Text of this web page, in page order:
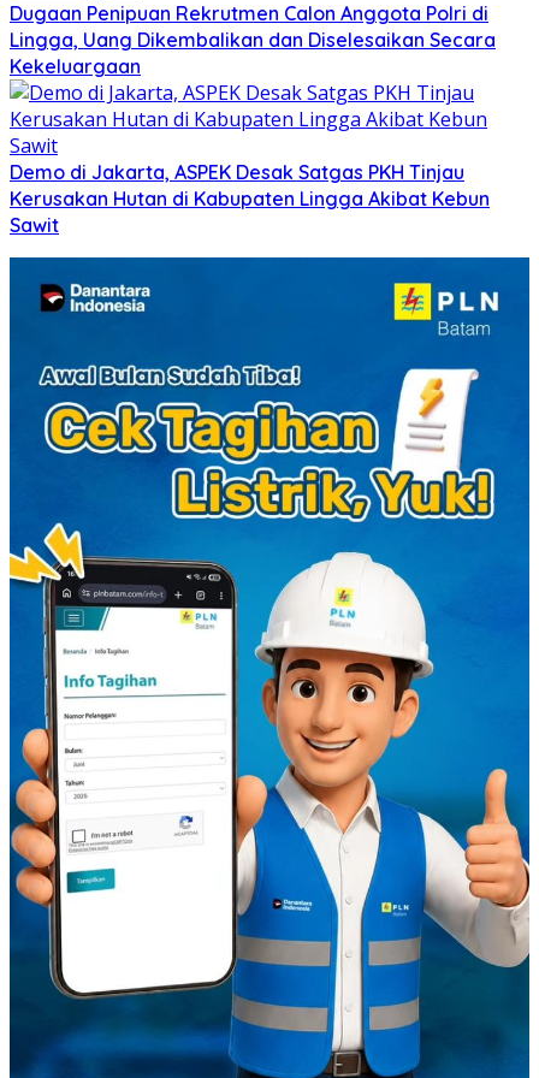
Dugaan Penipuan Rekrutmen Calon Anggota Polri di
Lingga, Uang Dikembalikan dan Diselesaikan Secara
Kekeluargaan
Demo di Jakarta, ASPEK Desak Satgas PKH Tinjau
Kerusakan Hutan di Kabupaten Lingga Akibat Kebun
Sawit